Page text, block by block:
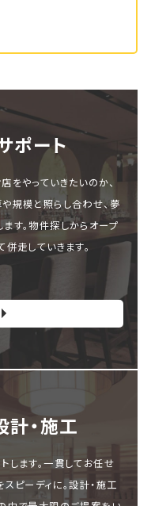
ポート
をやっていきたいのか、
規模と照らし合わせ、夢
す。物件探しからオープ
走していきます。
計・施⼯
します。一貫してお任せ
ピーディに。設計・施工